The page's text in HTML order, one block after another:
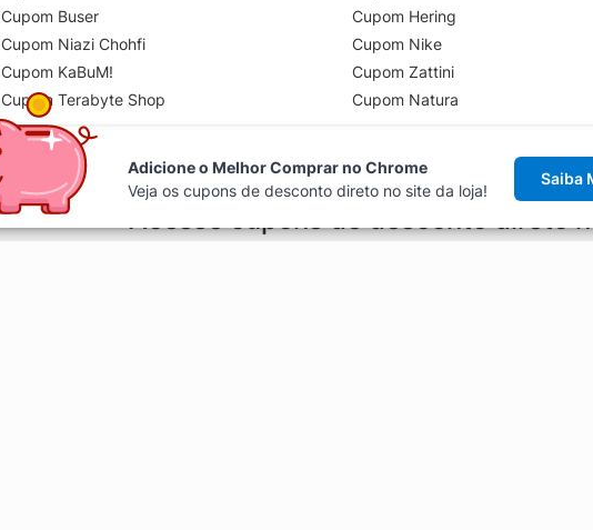
Cupom Buser
Cupom Niazi Chohfi
Cupom KaBuM!
Cupom Terabyte Shop
Cupom Hering
Cupom Nike
Cupom Zattini
Cupom Natura
Acesse cupons de desconto direto
Adicione o Melhor Comprar no Chrome
Veja os cupons de desconto direto no site da loja!
Saiba